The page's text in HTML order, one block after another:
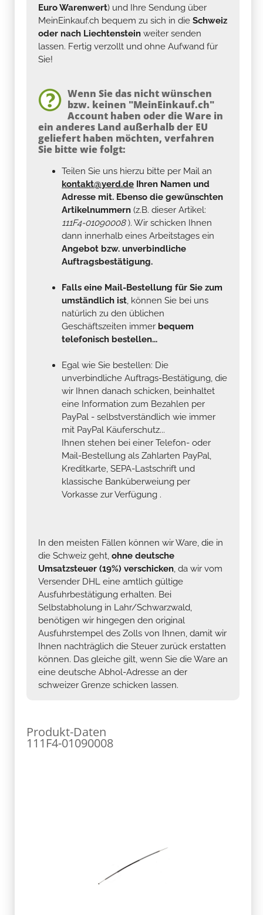
Euro Warenwert) und Ihre Sendung über
MeinEinkauf.ch bequem zu sich in die Schweiz
oder nach Liechtenstein weiter senden
lassen. Fertig verzollt und ohne Aufwand für
Sie!
Wenn Sie das nicht wünschen
bzw. keinen "MeinEinkauf.ch"
Account haben oder die Ware in
ein anderes Land außerhalb der EU
geliefert haben möchten, verfahren
Sie bitte wie folgt:
Teilen Sie uns hierzu bitte per Mail an
kontakt@yerd.de Ihren Namen und
Adresse mit. Ebenso die gewünschten
Artikelnummern (z.B. dieser Artikel:
111F4-01090008). Wir schicken Ihnen
dann innerhalb eines Arbeitstages ein
Angebot bzw. unverbindliche
Auftragsbestätigung.
Falls eine Mail-Bestellung für Sie zum
umständlich ist, können Sie bei uns
natürlich zu den üblichen
Geschäftszeiten immer bequem
telefonisch bestellen...
Egal wie Sie bestellen: Die
unverbindliche Auftrags-Bestätigung, die
wir Ihnen danach schicken, beinhaltet
eine Information zum Bezahlen per
PayPal - selbstverständlich wie immer
mit PayPal Käuferschutz...
Ihnen stehen bei einer Telefon- oder
Mail-Bestellung als Zahlarten PayPal,
Kreditkarte, SEPA-Lastschrift und
klassische Banküberweiung per
Vorkasse zur Verfügung .
In den meisten Fällen können wir Ware, die in
die Schweiz geht, ohne deutsche
Umsatzsteuer (19%) verschicken, da wir vom
Versender DHL eine amtlich gültige
Ausfuhrbestätigung erhalten. Bei
Selbstabholung in Lahr/Schwarzwald,
benötigen wir hingegen den original
Ausfuhrstempel des Zolls von Ihnen, damit wir
Ihnen nachträglich die Steuer zurück erstatten
können. Das gleiche gilt, wenn Sie die Ware an
eine deutsche Abhol-Adresse an der
schweizer Grenze schicken lassen.
Produkt-Daten
111F4-01090008